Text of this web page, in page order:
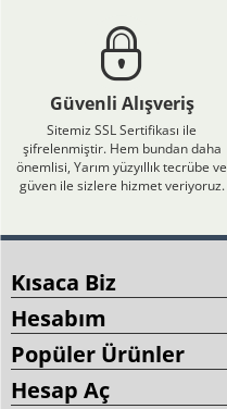
Güvenli Alışveriş
Sitemiz SSL Sertifikası ile
şifrelenmiştir. Hem bundan daha
önemlisi, Yarım yüzyıllık tecrübe ve
güven ile sizlere hizmet veriyoruz.
Kısaca Biz
Hesabım
Popüler Ürünler
Hesap Aç